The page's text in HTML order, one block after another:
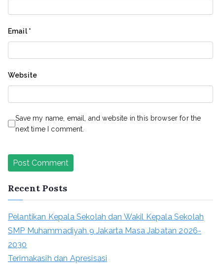
Email*
Website
Save my name, email, and website in this browser for the
next time I comment.
Recent Posts
Pelantikan Kepala Sekolah dan Wakil Kepala Sekolah
SMP Muhammadiyah 9 Jakarta Masa Jabatan 2026-
2030
Terimakasih dan Apresisasi